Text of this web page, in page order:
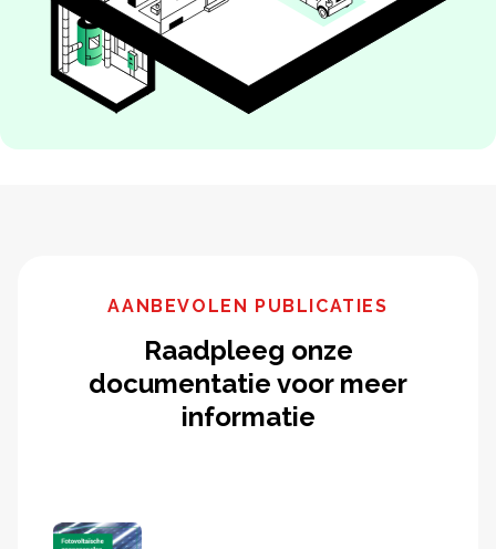
AANBEVOLEN PUBLICATIES
Raadpleeg onze
documentatie voor meer
informatie